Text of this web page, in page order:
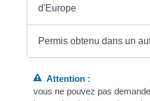
d'Europe
Permis obtenu dans un
Attention :
vous ne pouvez pas